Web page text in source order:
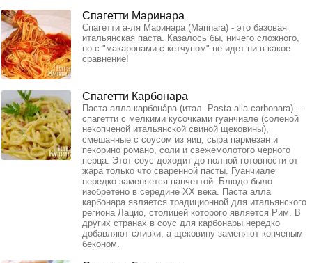
Спагетти Маринара
Спагетти а-ля Маринара (Marinara) - это базовая
итальянская паста. Казалось бы, ничего сложного,
но с "макаронами с кетчупом" не идет ни в какое
сравнение!
Спагетти Карбонара
Паста алла карбона́ра (итал. Pasta alla carbonara) —
спагетти с мелкими кусочками гуанчиале (соленой
некопченой итальянской свиной щековины),
смешанные с соусом из яиц, сыра пармезан и
пекорино романо, соли и свежемолотого черного
перца. Этот соус доходит до полной готовности от
жара только что сваренной пасты. Гуанчиале
нередко заменяется панчеттой. Блюдо было
изобретено в середине XX века. Паста алла
карбонара является традиционной для итальянского
региона Лацио, столицей которого является Рим. В
других странах в соус для карбонары нередко
добавляют сливки, а щековину заменяют копченым
беконом.